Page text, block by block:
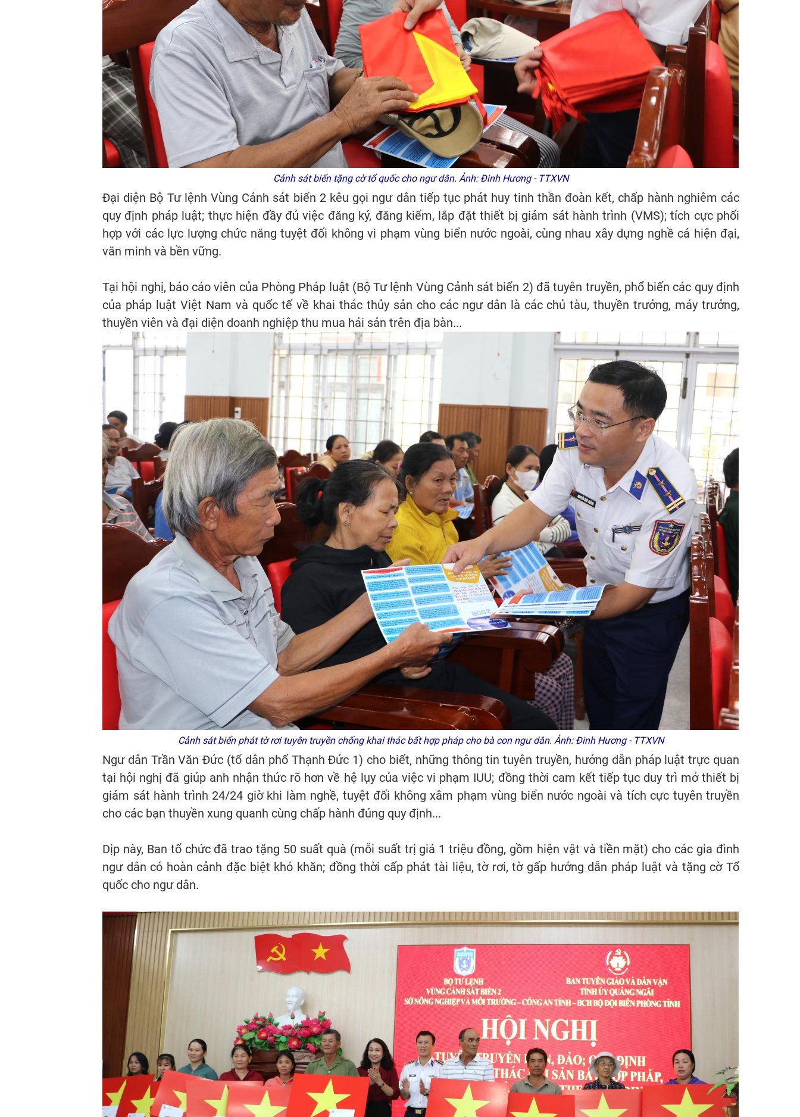
Cảnh sát biển tặng cờ tổ quốc cho ngư dân. Ảnh: Đinh Hương - TTXVN
Đại diện Bộ Tư lệnh Vùng Cảnh sát biển 2 kêu gọi ngư dân tiếp tục phát huy tinh thần đoàn kết, chấp hành nghiêm các
quy định pháp luật; thực hiện đầy đủ việc đăng ký, đăng kiểm, lắp đặt thiết bị giám sát hành trình (VMS); tích cực phối
hợp với các lực lượng chức năng tuyệt đối không vi phạm vùng biển nước ngoài, cùng nhau xây dựng nghề cá hiện đại,
văn minh và bền vững.
Tại hội nghị, báo cáo viên của Phòng Pháp luật (Bộ Tư lệnh Vùng Cảnh sát biển 2) đã tuyên truyền, phổ biến các quy định
của pháp luật Việt Nam và quốc tế về khai thác thủy sản cho các ngư dân là các chủ tàu, thuyền trưởng, máy trưởng,
thuyền viên và đại diện doanh nghiệp thu mua hải sản trên địa bàn...
Cảnh sát biển phát tờ rơi tuyên truyền chống khai thác bất hợp pháp cho bà con ngư dân. Ảnh: Đinh Hương - TTXVN
Ngư dân Trần Văn Đức (tổ dân phố Thạnh Đức 1) cho biết, những thông tin tuyên truyền, hướng dẫn pháp luật trực quan
tại hội nghị đã giúp anh nhận thức rõ hơn về hệ lụy của việc vi phạm IUU; đồng thời cam kết tiếp tục duy trì mở thiết bị
giám sát hành trình 24/24 giờ khi làm nghề, tuyệt đối không xâm phạm vùng biển nước ngoài và tích cực tuyên truyền
cho các bạn thuyền xung quanh cùng chấp hành đúng quy định...
Dịp này, Ban tổ chức đã trao tặng 50 suất quà (mỗi suất trị giá 1 triệu đồng, gồm hiện vật và tiền mặt) cho các gia đình
ngư dân có hoàn cảnh đặc biệt khó khăn; đồng thời cấp phát tài liệu, tờ rơi, tờ gấp hướng dẫn pháp luật và tặng cờ Tổ
quốc cho ngư dân.